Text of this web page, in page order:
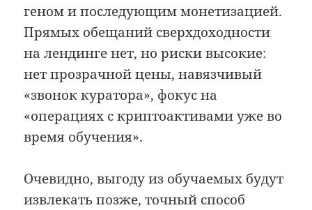
геном и последующим монетизацией.
Прямых обещаний сверхдоходности
на лендинге нет, но риски высокие:
нет прозрачной цены, навязчивый
«звонок куратора», фокус на
«операциях с криптоактивами уже во
время обучения».
Очевидно, выгоду из обучаемых будут
извлекать позже, точный способ